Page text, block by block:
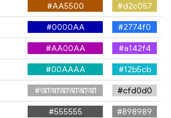
#AA5500
#d2c057
#0000AA
#2774f0
#AA00AA
#a142f4
#00AAAA
#12b5cb
#আআআআআআ
#cfd0d0
#555555
#898989